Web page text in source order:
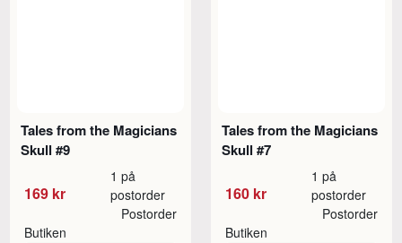
Tales from the Magicians
Skull #9
169 kr
1 på
postorder
Butiken
Postorder
Tales from the Magicians
Skull #7
160 kr
1 på
postorder
Butiken
Postorder